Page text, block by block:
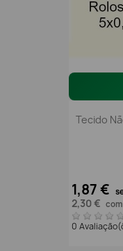
Tecido
1,87 €
2,30 € com
0